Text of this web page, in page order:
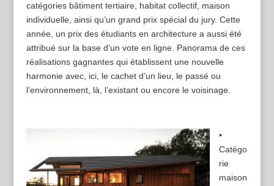
catégories bâtiment tertiaire, habitat collectif, maison
individuelle, ainsi qu’un grand prix spécial du jury. Cette
année, un prix des étudiants en architecture a aussi été
attribué sur la base d’un vote en ligne. Panorama de ces
réalisations gagnantes qui établissent une nouvelle
harmonie avec, ici, le cachet d’un lieu, le passé ou
l’environnement, là, l’existant ou encore le voisinage.
•
Catégo
rie
maison